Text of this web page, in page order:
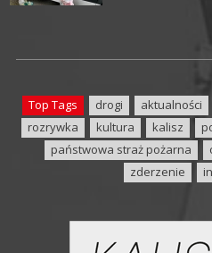
Top Tags drogi aktualności
rozrywka
kultura kalisz
państwowa straż pożarna
zderzenie